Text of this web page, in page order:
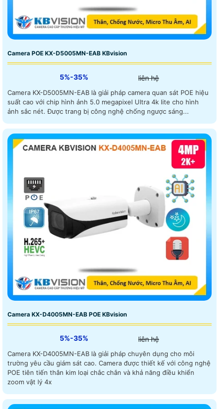
Camera POE KX-D5005MN-EAB KBvision
5%-35% liên hệ
Camera KX-D5005MN-EAB là giải pháp camera quan sát POE hiệu
suất cao với chip hình ảnh 5.0 megapixel Ultra 4k lite cho hình
ảnh sắc nét. Được trang bị công nghệ chống ngược sáng...
Camera KX-D4005MN-EAB POE KBvision
5%-35% liên hệ
Camera KX-D4005MN-EAB là giải pháp chuyên dụng cho môi
trường yêu cầu giám sát cao. Camera được thiết kế với công nghệ
POE tiên tiến thân kim loại chắc chắn và khả năng điều khiển
zoom vật lý 4x